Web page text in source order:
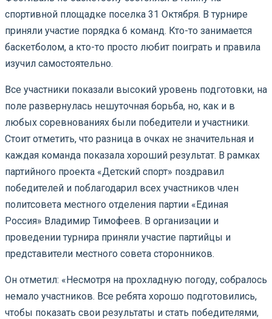
спортивной площадке поселка 31 Октября. В турнире
приняли участие порядка 6 команд. Кто-то занимается
баскетболом, а кто-то просто любит поиграть и правила
изучил самостоятельно.
Все участники показали высокий уровень подготовки, на
поле развернулась нешуточная борьба, но, как и в
любых соревнованиях были победители и участники.
Стоит отметить, что разница в очках не значительная и
каждая команда показала хороший результат. В рамках
партийного проекта «Детский спорт» поздравил
победителей и поблагодарил всех участников член
политсовета местного отделения партии «Единая
Россия» Владимир Тимофеев. В организации и
проведении турнира приняли участие партийцы и
представители местного совета сторонников.
Он отметил: «Несмотря на прохладную погоду, собралось
немало участников. Все ребята хорошо подготовились,
чтобы показать свои результаты и стать победителями,